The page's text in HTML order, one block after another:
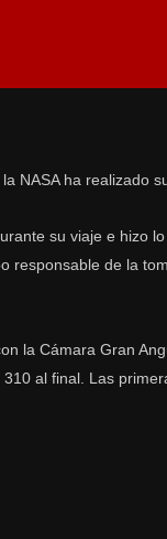
NASA ha realizado
su viaje e hizo
responsable de la
la Cámara Gran
al final. Las